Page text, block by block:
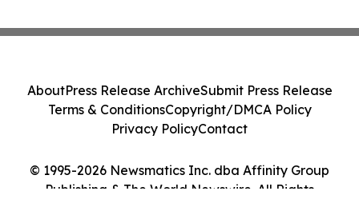
© 1995-2026 Newsmatics Inc. dba Affinity Group
Publishing & The World Newswire. All Rights
AboutPress Release ArchiveSubmit Press Release
Terms & ConditionsCopyright/DMCA Policy
Privacy PolicyContact